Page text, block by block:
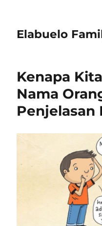
Elabuelo
Kenapa
Nama
Penjelasan